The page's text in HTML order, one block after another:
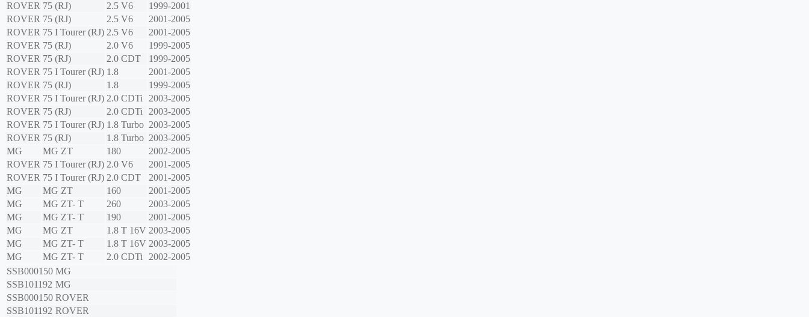
ROVER 75 (RJ) 2.5 V6
1999-2001
ROVER 75 (RJ) 2.5 V6
2001-2005
ROVER 75 I Tourer (RJ) 2.5 V6
2001-2005
ROVER 75 (RJ) 2.0 V6
1999-2005
ROVER 75 (RJ) 2.0 CDT
1999-2005
ROVER 75 I Tourer (RJ) 1.8
2001-2005
ROVER 75 (RJ) 1.8
1999-2005
ROVER 75 I Tourer (RJ) 2.0 CDTi
2003-2005
ROVER 75 (RJ) 2.0 CDTi
2003-2005
ROVER 75 I Tourer (RJ) 1.8 Turbo 2003-2005
ROVER 75 (RJ) 1.8 Turbo 2003-2005
MG
MG ZT 180
2002-2005
ROVER 75 I Tourer (RJ) 2.0 V6
2001-2005
ROVER 75 I Tourer (RJ) 2.0 CDT
2001-2005
MG
MG ZT 160
2001-2005
MG
MG ZT- T 260
2003-2005
MG
MG ZT- T 190
2001-2005
MG
MG ZT 1.8 T 16V 2003-2005
MG
MG ZT- T 1.8 T 16V 2003-2005
MG
MG ZT- T 2.0 CDTi
2002-2005
SSB000150 MG
SSB101192 MG
SSB000150 ROVER
SSB101192 ROVER